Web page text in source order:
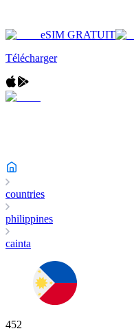
eSIM GRATUIT
Télécharger
countries
philippines
cainta
452